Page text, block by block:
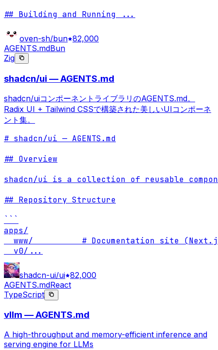
## Building and Running
...
oven-sh/bun 82,000
AGENTS.mdBun
Zig
shadcn/ui — AGENTS.md
shadcn/uiコンポーネントライブラリのAGENTS.md。
Radix UI + Tailwind CSSで構築された美しいUIコンポーネ
ント集。
# shadcn/ui — AGENTS.md
## Overview
shadcn/ui is a collection of reusable
## Repository Structure
```
apps/
www/          # Documentation site
  v0/
...
shadcn-ui/ui 82,000
AGENTS.mdReact
TypeScript
vllm — AGENTS.md
A high-throughput and memory-efficient inference and
serving engine for LLMs